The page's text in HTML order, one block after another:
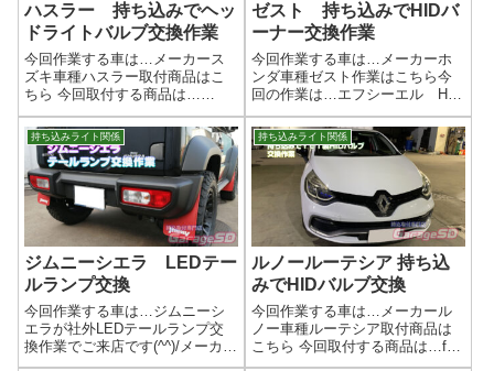
ハスラー 持ち込みでヘッ
ドライトバルブ交換作業
今回作業する車は…メーカース
ズキ車種ハスラー取付商品はこ
ちら 今回取付する商品は…
BRITEYE HIDバルブ作業写真ヘ
ッドライトのバルブ交換なの
で、サクッと終了。作業完了持
ち込みでのバルブ交換はガレー
ジＳＤにお任せください(^^)/作業
時...
ゼスト 持ち込みでHIDバ
ーナー交換作業
今回作業する車は…メーカーホ
ンダ車種ゼスト作業はこちら今
回の作業は…エフシーエル HID
バーナー D2R作業写真バルブ
交換で明るくなりました！ヘッ
ドライトの曇りも気になるの
で、次回は磨き作業ですね(^^)/
【劇的進化！】夜間ドライブが
劇的に...
持ち込みライト関係
ジムニーシエラ LEDテー
ルランプ交換
今回作業する車は…ジムニーシ
エラが社外LEDテールランプ交
換作業でご来店です(^^)/メーカー
スズキ車種ジムニーシエラ取付
持ち込みライト関係
ルノールーテシア 持ち込
みでHIDバルブ交換
今回作業する車は…メーカール
ノー車種ルーテシア取付商品は
こちら 今回取付する商品は…fcl.
製のHIDバルブですfcl.は当店も